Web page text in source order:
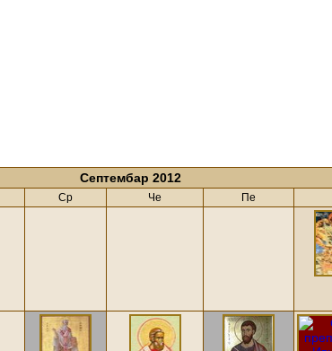
Септембар 2012
Ср Че Пе